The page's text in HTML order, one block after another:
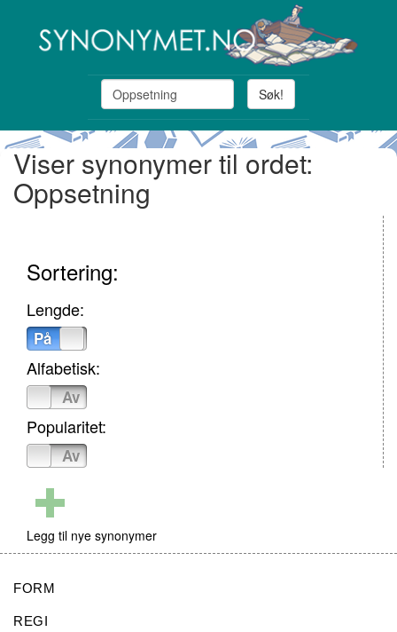
Søk!
Viser synonymer til ordet:
Oppsetning
Sortering:
Lengde:
På
Alfabetisk:
Av
Popularitet:
Av
Legg til nye synonymer
FORM
REGI